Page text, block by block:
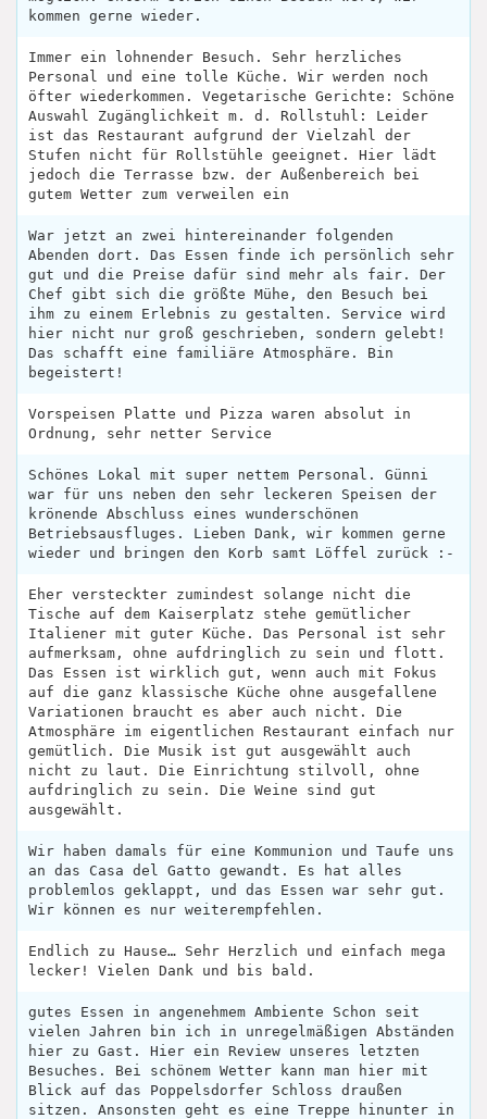
kommen gerne wieder.
Immer ein lohnender Besuch. Sehr herzliches
Personal und eine tolle Küche. Wir werden noch
öfter wiederkommen. Vegetarische Gerichte: Schöne
Auswahl Zugänglichkeit m. d. Rollstuhl: Leider
ist das Restaurant aufgrund der Vielzahl der
Stufen nicht für Rollstühle geeignet. Hier lädt
jedoch die Terrasse bzw. der Außenbereich bei
gutem Wetter zum verweilen ein
War jetzt an zwei hintereinander folgenden
Abenden dort. Das Essen finde ich persönlich sehr
gut und die Preise dafür sind mehr als fair. Der
Chef gibt sich die größte Mühe, den Besuch bei
ihm zu einem Erlebnis zu gestalten. Service wird
hier nicht nur groß geschrieben, sondern gelebt!
Das schafft eine familiäre Atmosphäre. Bin
begeistert!
Vorspeisen Platte und Pizza waren absolut in
Ordnung, sehr netter Service
Schönes Lokal mit super nettem Personal. Günni
war für uns neben den sehr leckeren Speisen der
krönende Abschluss eines wunderschönen
Betriebsausfluges. Lieben Dank, wir kommen gerne
wieder und bringen den Korb samt Löffel zurück :-
Eher versteckter zumindest solange nicht die
Tische auf dem Kaiserplatz stehe gemütlicher
Italiener mit guter Küche. Das Personal ist sehr
aufmerksam, ohne aufdringlich zu sein und flott.
Das Essen ist wirklich gut, wenn auch mit Fokus
auf die ganz klassische Küche ohne ausgefallene
Variationen braucht es aber auch nicht. Die
Atmosphäre im eigentlichen Restaurant einfach nur
gemütlich. Die Musik ist gut ausgewählt auch
nicht zu laut. Die Einrichtung stilvoll, ohne
aufdringlich zu sein. Die Weine sind gut
ausgewählt.
Wir haben damals für eine Kommunion und Taufe uns
an das Casa del Gatto gewandt. Es hat alles
problemlos geklappt, und das Essen war sehr gut.
Wir können es nur weiterempfehlen.
Endlich zu Hause… Sehr Herzlich und einfach mega
lecker! Vielen Dank und bis bald.
gutes Essen in angenehmem Ambiente Schon seit
vielen Jahren bin ich in unregelmäßigen Abständen
hier zu Gast. Hier ein Review unseres letzten
Besuches. Bei schönem Wetter kann man hier mit
Blick auf das Poppelsdorfer Schloss draußen
sitzen. Ansonsten geht es eine Treppe hinunter in